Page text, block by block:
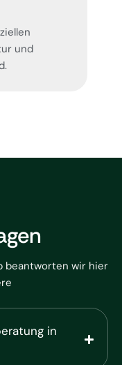
und
beantworten wir hier
in